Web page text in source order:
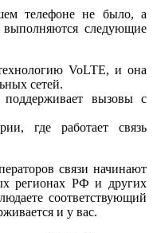
телефоне не было, а
выполняются следующие
VoLTE, и она
сетей.
вызовы с
где работает связь
связи начинают
регионах РФ и других
соответствующий
и у вас.